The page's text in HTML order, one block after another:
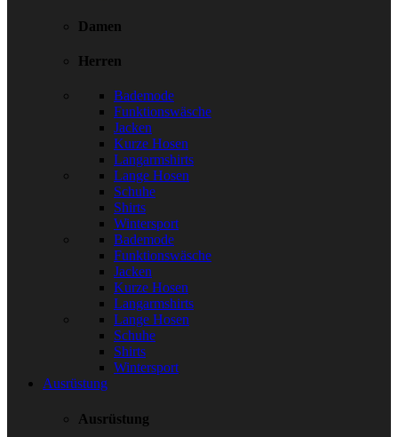
Damen
Herren
Bademode
Funktionswäsche
Jacken
Kurze Hosen
Langarmshirts
Lange Hosen
Schuhe
Shirts
Wintersport
Bademode
Funktionswäsche
Jacken
Kurze Hosen
Langarmshirts
Lange Hosen
Schuhe
Shirts
Wintersport
Ausrüstung
Ausrüstung